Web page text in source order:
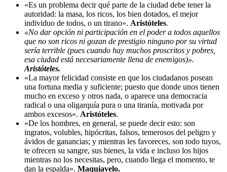
«Es un problema decir qué parte de la ciudad debe tener la
autoridad: la masa, los ricos, los bien dotados, el mejor
individuo de todos, o un tirano». Aristóteles.
«No dar opción ni participación en el poder a todos aquellos
que no son ricos ni gozan de prestigio ninguno por su virtud
sería terrible (pues cuando hay muchos proscritos y pobres,
esa ciudad está necesariamente llena de enemigos)».
Aristóteles.
«La mayor felicidad consiste en que los ciudadanos posean
una fortuna media y suficiente; puesto que donde unos tienen
mucho en exceso y otros nada, o aparece una democracia
radical o una oligarquía pura o una tiranía, motivada por
ambos excesos». Aristóteles.
«De los hombres, en general, se puede decir esto: son
ingratos, volubles, hipócritas, falsos, temerosos del peligro y
ávidos de ganancias; y mientras les favoreces, son todo tuyos,
te ofrecen su sangre, sus bienes, la vida e incluso los hijos
mientras no los necesitas, pero, cuando llega el momento, te
dan la espalda». Maquiavelo.